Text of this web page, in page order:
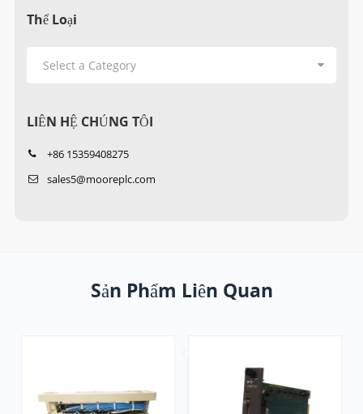
Thể Loại
LIÊN HỆ CHÚNG TÔI
+86 15359408275
sales5@mooreplc.com
Sản Phẩm Liên Quan